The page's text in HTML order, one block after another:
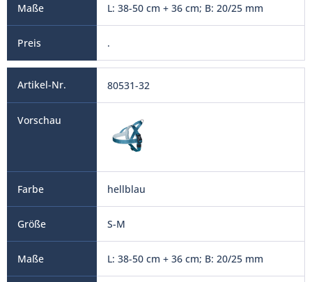
L: 38-50 cm + 36 cm; B: 20/25 mm
.
80531-32
hellblau
S-M
L: 38-50 cm + 36 cm; B: 20/25 mm